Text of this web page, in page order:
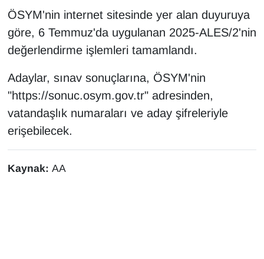
ÖSYM'nin internet sitesinde yer alan duyuruya
göre, 6 Temmuz'da uygulanan 2025-ALES/2'nin
değerlendirme işlemleri tamamlandı.
Adaylar, sınav sonuçlarına, ÖSYM'nin
"https://sonuc.osym.gov.tr" adresinden,
vatandaşlık numaraları ve aday şifreleriyle
erişebilecek.
Kaynak: AA
Haber
HABERDE İNSAN
İngilizce
Kadın
Kamu Alımları
Kim Kimdir?